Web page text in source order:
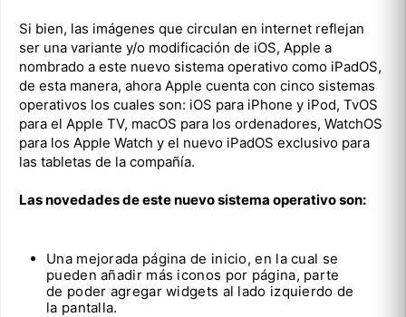
Si bien, las imágenes que circulan en internet reflejan
ser una variante y/o modificación de iOS, Apple a
nombrado a este nuevo sistema operativo como iPadOS,
de esta manera, ahora Apple cuenta con cinco sistemas
operativos los cuales son: iOS para iPhone y iPod, TvOS
para el Apple TV, macOS para los ordenadores, WatchOS
para los Apple Watch y el nuevo iPadOS exclusivo para
las tabletas de la compañía.
Las novedades de este nuevo sistema operativo son:
Una mejorada página de inicio, en la cual se
pueden añadir más iconos por página, parte
de poder agregar widgets al lado izquierdo de
la pantalla.